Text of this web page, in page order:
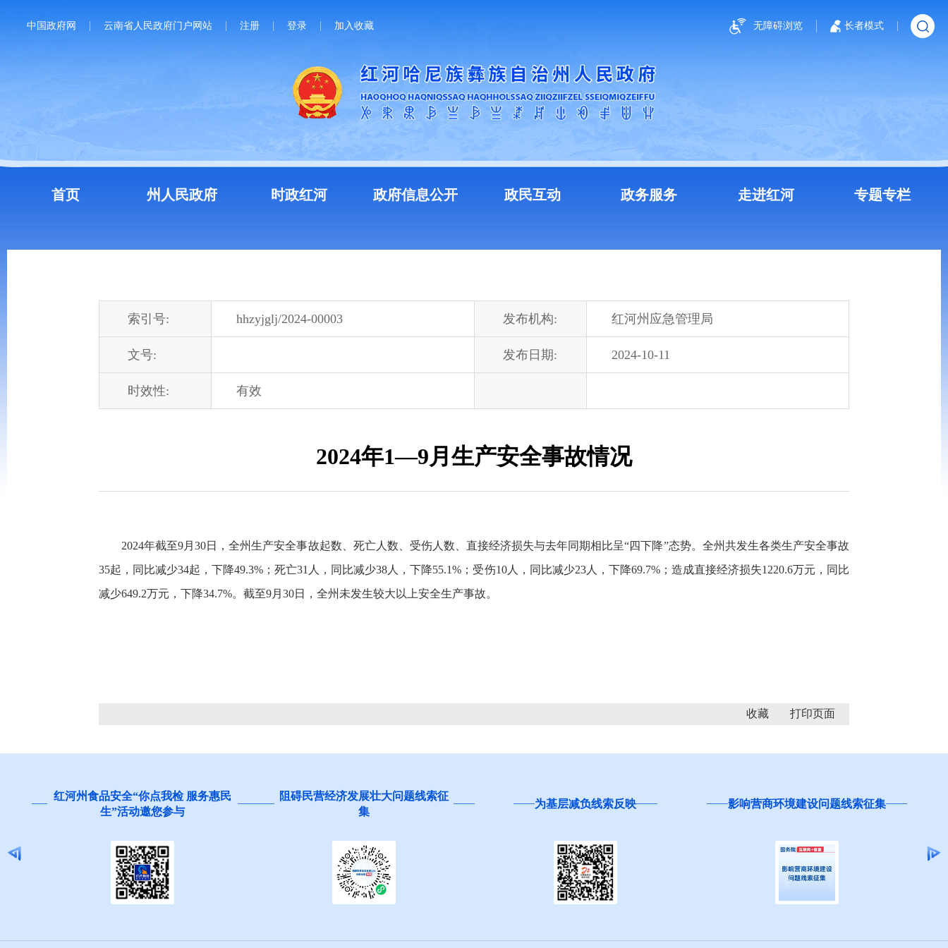
中国政府网 云南省人民政府门户网站 注册 登录 加入收藏 无障碍浏览 长者模式
首页 州人民政府 时政红河 政府信息公开 政民互动 政务服务 走进红河 专题专栏
索引号: hhzyjglj/2024-00003 发布机构: 红河州应急管理局
文号: 发布日期: 2024-10-11
时效性: 有效
2024年1—9月生产安全事故情况
2024年截至9月30日，全州生产安全事故起数、死亡人数、受伤人数、直接经济损失与去年同期相比呈“四下降”态势。全州共发生各类生产安全事故
35起，同比减少34起，下降49.3%；死亡31人，同比减少38人，下降55.1%；受伤10人，同比减少23人，下降69.7%；造成直接经济损失1220.6万元，同比
减少649.2万元，下降34.7%。截至9月30日，全州未发生较大以上安全生产事故。
收藏
红河州食品安全“你点我检 服务惠民
生”活动邀您参与
阻碍民营经济发展壮大问题线索征
集
为基层减负线索反映 影响营商环境建设问题线索征集